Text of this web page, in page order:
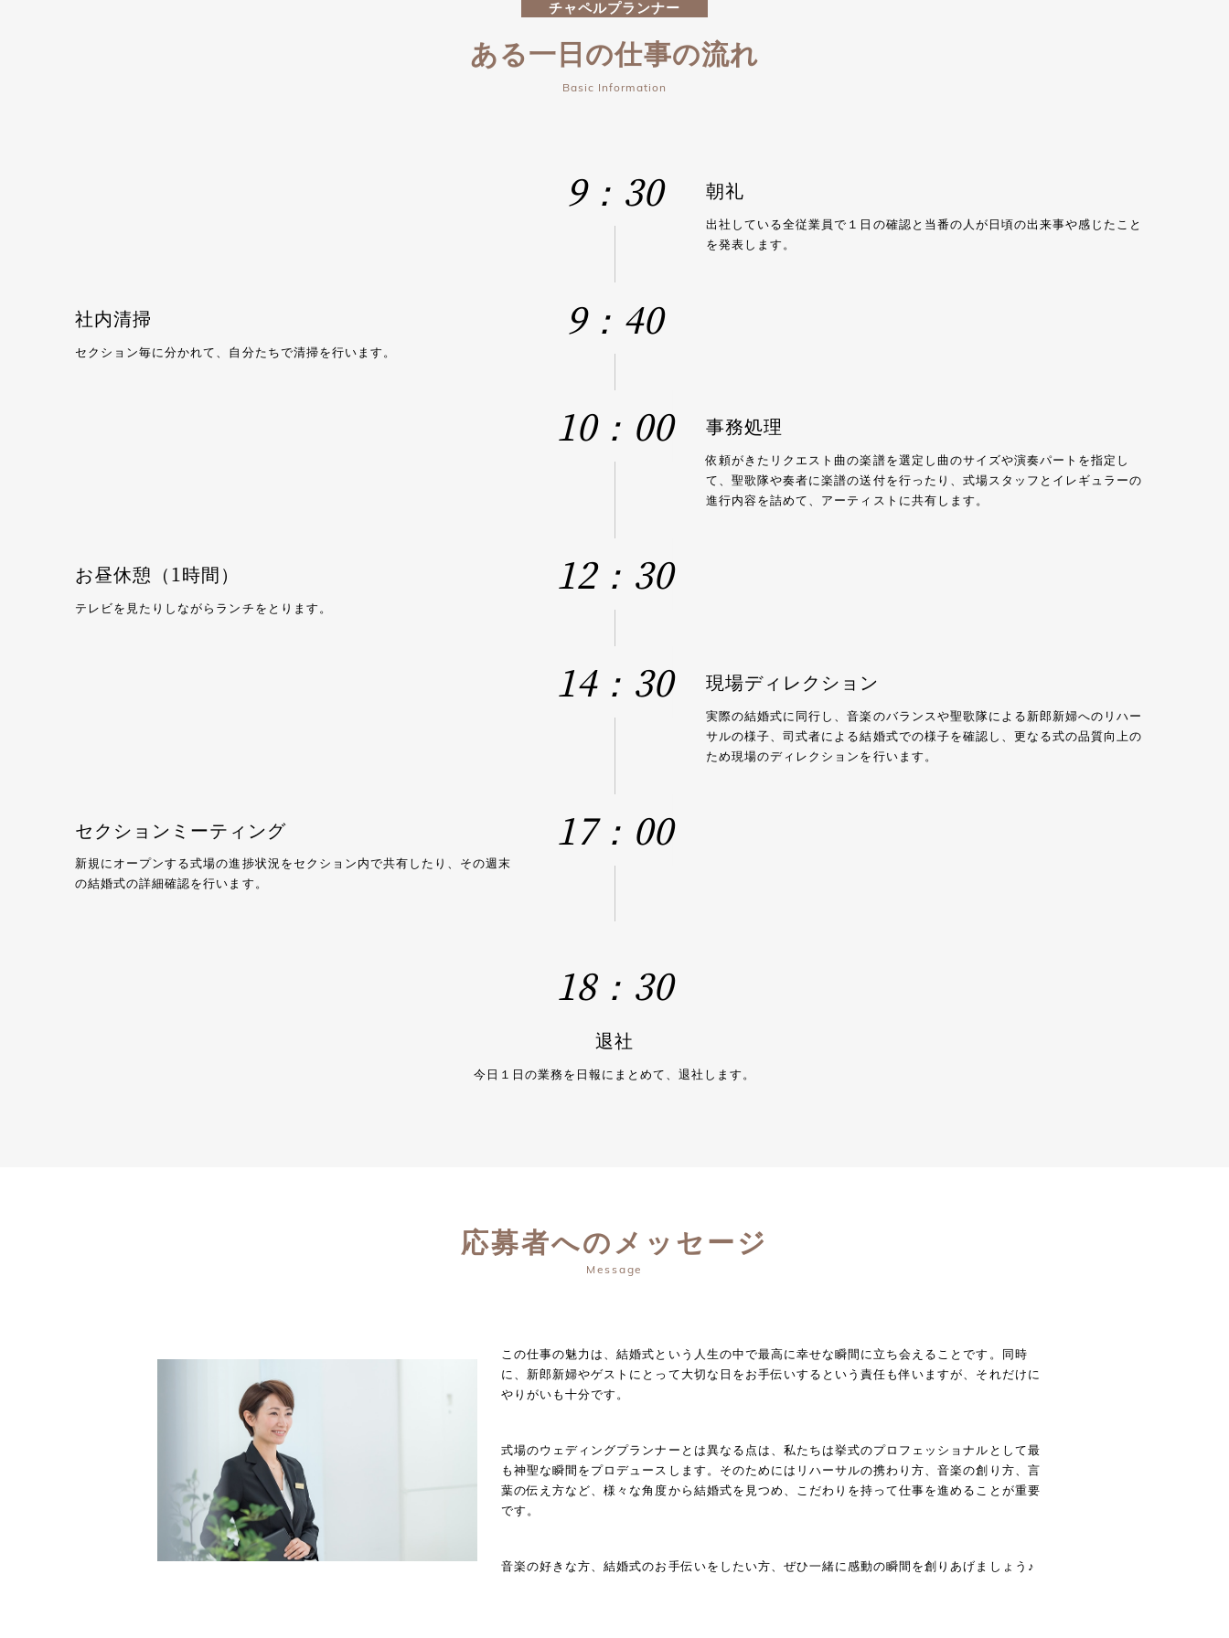
チャペルプランナー
ある一日の仕事の流れ
9：30 朝礼
出社している全従業員で１日の確認と当番の人が日頃の出来事や感じたこと
を発表します。
9：40
社内清掃
セクション毎に分かれて、自分たちで清掃を行います。
10：00 事務処理
依頼がきたリクエスト曲の楽譜を選定し曲のサイズや演奏パートを指定し
て、聖歌隊や奏者に楽譜の送付を行ったり、式場スタッフとイレギュラーの
進行内容を詰めて、アーティストに共有します。
12：30
お昼休憩（1時間）
テレビを見たりしながらランチをとります。
14：30 現場ディレクション
実際の結婚式に同行し、音楽のバランスや聖歌隊による新郎新婦へのリハー
サルの様子、司式者による結婚式での様子を確認し、更なる式の品質向上の
ため現場のディレクションを行います。
17：00
セクションミーティング
新規にオープンする式場の進捗状況をセクション内で共有したり、その週末
の結婚式の詳細確認を行います。
18：30
退社
今日１日の業務を日報にまとめて、退社します。
応募者へのメッセージ
この仕事の魅力は、結婚式という人生の中で最高に幸せな瞬間に立ち会えることです。同時
に、新郎新婦やゲストにとって大切な日をお手伝いするという責任も伴いますが、それだけに
やりがいも十分です。
式場のウェディングプランナーとは異なる点は、私たちは挙式のプロフェッショナルとして最
も神聖な瞬間をプロデュースします。そのためにはリハーサルの携わり方、音楽の創り方、言
葉の伝え方など、様々な角度から結婚式を見つめ、こだわりを持って仕事を進めることが重要
です。
音楽の好きな方、結婚式のお手伝いをしたい方、ぜひ一緒に感動の瞬間を創りあげましょう♪